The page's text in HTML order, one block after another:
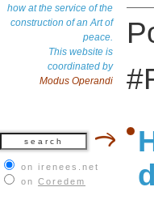
how at the service of the
construction of an Art of
peace.
This website is
coordinated by
Modus Operandi
on irenees.net
on Coredem